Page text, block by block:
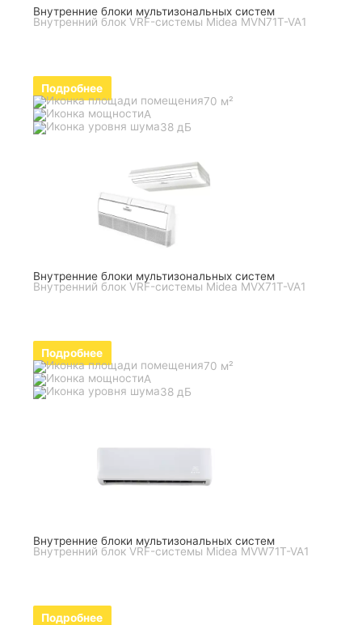
Внутренние блоки мультизональных систем
Внутренний блок VRF-системы Midea MVN71T-VA1
Подробнее
70 м²
A
38 дБ
Внутренние блоки мультизональных систем
Внутренний блок VRF-системы Midea MVX71T-VA1
Подробнее
70 м²
A
38 дБ
Внутренние блоки мультизональных систем
Внутренний блок VRF-системы Midea MVW71T-VA1
Подробнее